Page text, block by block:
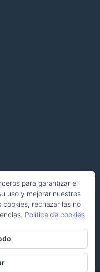
para garantizar el
uso y mejorar nuestros
rechazar las no
Política de cookies